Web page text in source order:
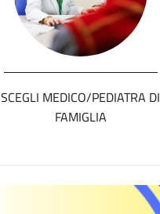
SCEGLI MEDICO/PEDIATRA DI
FAMIGLIA